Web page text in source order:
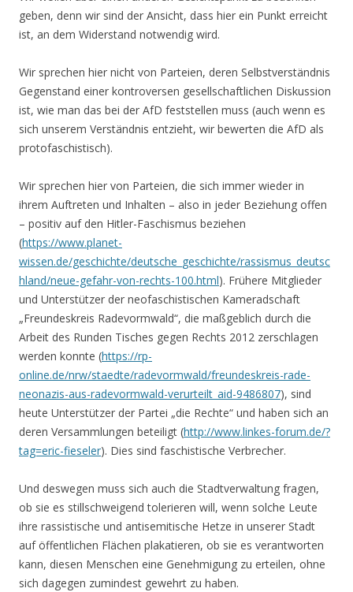
geben, denn wir sind der Ansicht, dass hier ein Punkt erreicht
ist, an dem Widerstand notwendig wird.
Wir sprechen hier nicht von Parteien, deren Selbstverständnis
Gegenstand einer kontroversen gesellschaftlichen Diskussion
ist, wie man das bei der AfD feststellen muss (auch wenn es
sich unserem Verständnis entzieht, wir bewerten die AfD als
protofaschistisch).
Wir sprechen hier von Parteien, die sich immer wieder in
ihrem Auftreten und Inhalten – also in jeder Beziehung offen
– positiv auf den Hitler-Faschismus beziehen
(https://www.planet-
wissen.de/geschichte/deutsche_geschichte/rassismus_deutsc
hland/neue-gefahr-von-rechts-100.html). Frühere Mitglieder
und Unterstützer der neofaschistischen Kameradschaft
„Freundeskreis Radevormwald“, die maßgeblich durch die
Arbeit des Runden Tisches gegen Rechts 2012 zerschlagen
werden konnte (https://rp-
online.de/nrw/staedte/radevormwald/freundeskreis-rade-
neonazis-aus-radevormwald-verurteilt_aid-9486807), sind
heute Unterstützer der Partei „die Rechte“ und haben sich an
deren Versammlungen beteiligt (http://www.linkes-forum.de/?
tag=eric-fieseler). Dies sind faschistische Verbrecher.
Und deswegen muss sich auch die Stadtverwaltung fragen,
ob sie es stillschweigend tolerieren will, wenn solche Leute
ihre rassistische und antisemitische Hetze in unserer Stadt
auf öffentlichen Flächen plakatieren, ob sie es verantworten
kann, diesen Menschen eine Genehmigung zu erteilen, ohne
sich dagegen zumindest gewehrt zu haben.